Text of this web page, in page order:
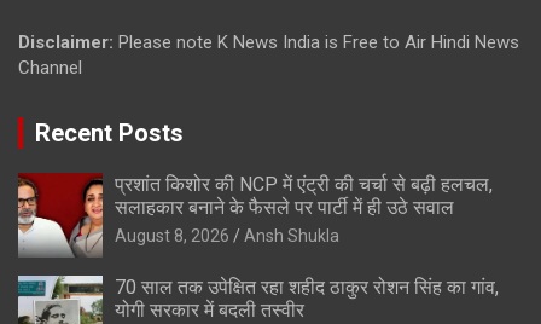
Disclaimer: Please note K News India is Free to Air Hindi News
Channel
Recent Posts
प्रशांत किशोर की NCP में एंट्री की चर्चा से बढ़ी हलचल,
सलाहकार बनाने के फैसले पर पार्टी में ही उठे सवाल
August 8, 2026 Ansh Shukla
70 साल तक उपेक्षित रहा शहीद ठाकुर रोशन सिंह का गांव,
योगी सरकार में बदली तस्वीर